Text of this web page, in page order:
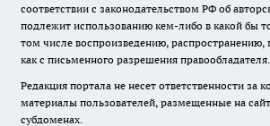
соответствии с законодательством РФ об
подлежит использованию кем-либо в какой бы
том числе воспроизведению, распространению,
как с письменного разрешения правообладателя.
Редакция портала не несет ответственности за
материалы пользователей, размещенные на
субдоменах.